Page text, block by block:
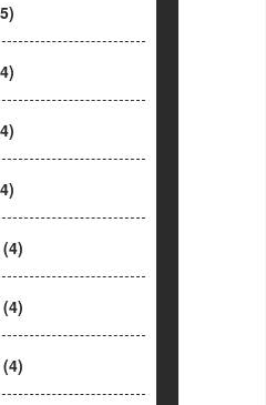
(4)
(4)
(4)